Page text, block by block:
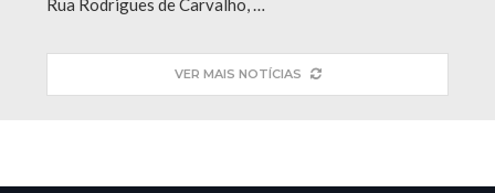
Rua Rodrigues de Carvalho, …
VER MAIS NOTÍCIAS